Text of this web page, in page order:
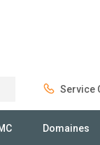
Service
Domaines